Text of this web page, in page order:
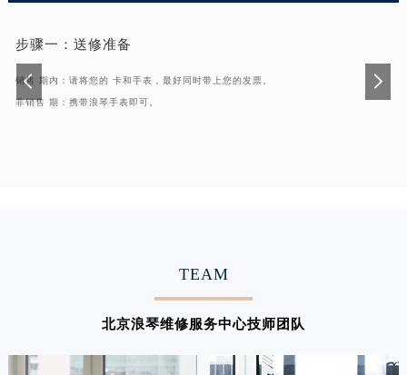
步骤一： 送修准备
销售 期内：请将您的 卡和手表，最好同时带上您的发票。
非销售 期：携带浪琴手表即可。
TEAM
北京浪琴维修服务中心技师团队